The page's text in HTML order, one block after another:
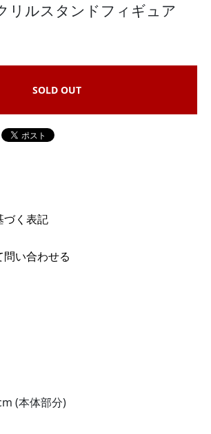
リルスタンドフィギュア
SOLD OUT
づく表記
い合わせる
(本体部分)